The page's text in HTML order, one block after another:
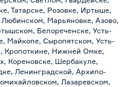
Татарске, Розовке, Иртыше,
Марьяновке, Азово,
Белореченске, Усть-
Майкопе, Сыропятском, Усть-
Кропоткине, Нижней Омке,
Кореновске, Шербакуле,
Ленинградской, Архипо-
Лазаревском,